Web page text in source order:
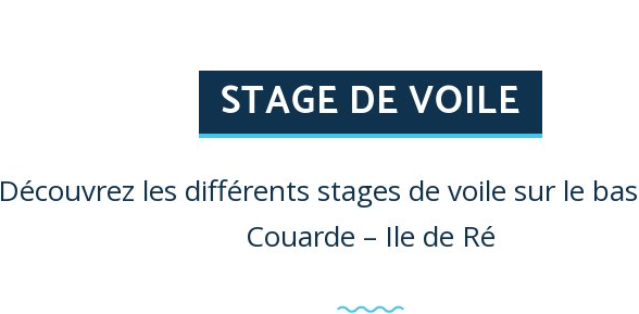
STAGE DE VOILE
Découvrez les différents stages de voile sur le
Couarde – Ile de Ré